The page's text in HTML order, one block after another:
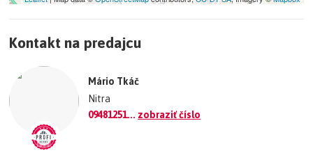
−
©OpenStreetMap
Kontakt na predajcu
Mário Tkáč
Nitra
09481251... zobraziť číslo